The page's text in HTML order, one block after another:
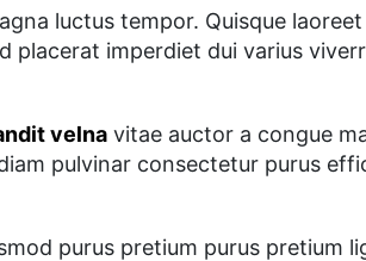
luctus tempor. Quisque
imperdiet dui varius
velna vitae auctor a congue
pulvinar consectetur purus
purus pretium purus pretium